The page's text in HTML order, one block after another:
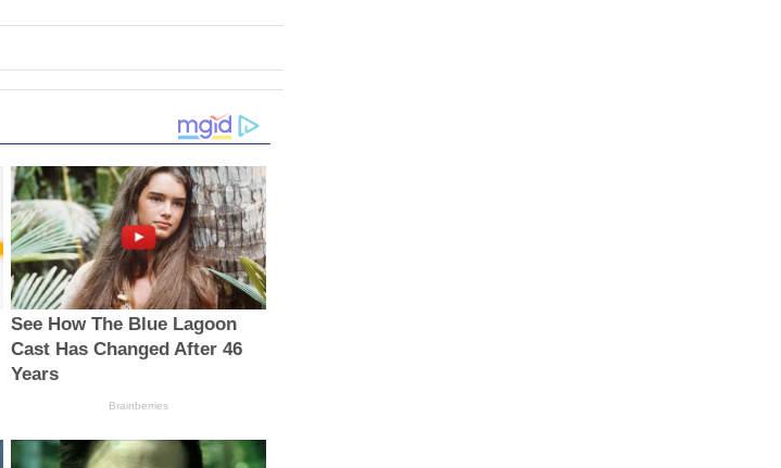
See How The Blue Lagoon
Cast Has Changed After 46
Years
Brainberries